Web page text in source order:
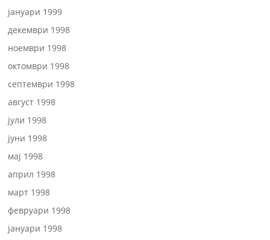
јануари 1999
декември 1998
ноември 1998
октомври 1998
септември 1998
август 1998
јули 1998
јуни 1998
мај 1998
април 1998
март 1998
февруари 1998
јануари 1998